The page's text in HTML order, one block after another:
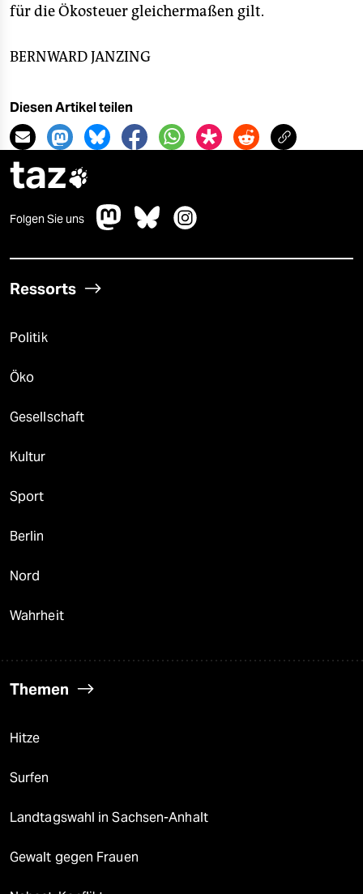
für die Ökosteuer gleichermaßen gilt.
BERNWARD JANZING
Diesen Artikel teilen
taz
Folgen Sie uns
Ressorts
Politik
Öko
Gesellschaft
Kultur
Sport
Berlin
Nord
Wahrheit
Themen
Hitze
Surfen
Landtagswahl in Sachsen-Anhalt
Gewalt gegen Frauen